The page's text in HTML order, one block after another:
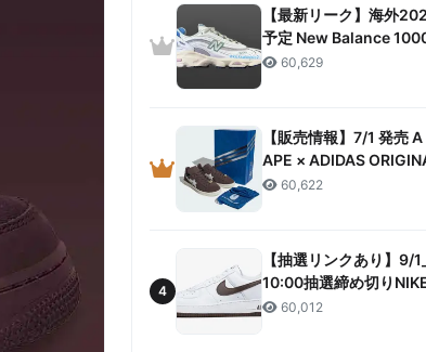
【最新リーク】海外
予定 New Balance
バランス 1000）リーク
60,629
【販売情報】7/1 発売
APE × ADIDAS
CAMPUS 80S “30TH
60,622
4
【抽選リンクあり】9/
10:00抽選締め切り
FORCE 1 LOW RETRO
60,012